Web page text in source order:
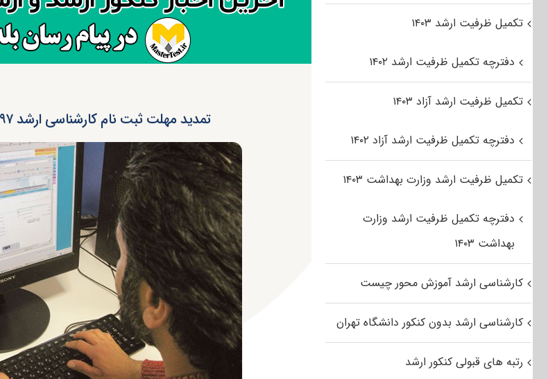
تمدید مهلت ثبت‌ نام کارشناسی ارشد ۹۷ فراگیر پیام نور
تکمیل ظرفیت ارشد ۱۴۰۳
دفترچه تکمیل ظرفیت ارشد ۱۴۰۲
تکمیل ظرفیت ارشد آزاد ۱۴۰۳
دفترچه تکمیل ظرفیت ارشد آزاد ۱۴۰۲
تکمیل ظرفیت ارشد وزارت بهداشت ۱۴۰۳
دفترچه تکمیل ظرفیت ارشد وزارت
بهداشت ۱۴۰۳
کارشناسی ارشد آموزش محور چیست
کارشناسی ارشد بدون کنکور دانشگاه تهران
رتبه های قبولی کنکور ارشد